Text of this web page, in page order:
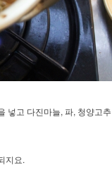
넣고 다진마늘, 파, 청양고추
지요.